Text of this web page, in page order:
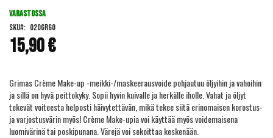
beginning
the
images
gallery
15,90 €
VARASTOSSA
SKU
020GR60
Grimas Crème Make-up -meikki-/maskeerausvoide pohjautuu öljyihin ja vahoihin
ja sillä on hyvä peittokyky. Sopii hyvin kuivalle ja herkälle iholle. Vahat ja öljyt
tekevät voiteesta helposti häivytettävän, mikä tekee siitä erinomaisen korostus-
ja varjostusvärin myös! Crème Make-upia voi käyttää myös voidemaisena
luomivärinä tai poskipunana. Värejä voi sekoittaa keskenään.